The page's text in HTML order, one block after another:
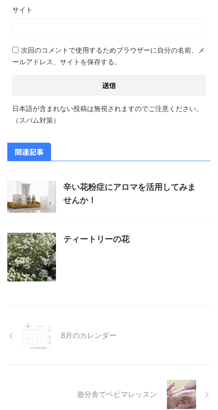
サイト
次回のコメントで使用するためブラウザーに自分の名前、メ
ールアドレス、サイトを保存する。
日本語が含まれない投稿は無視されますのでご注意ください。
（スパム対策）
関連記事
辛い花粉症にアロマを活用してみま
せんか！
ティートリーの花
8月のカレンダー
遊分舎でベビマレッスン